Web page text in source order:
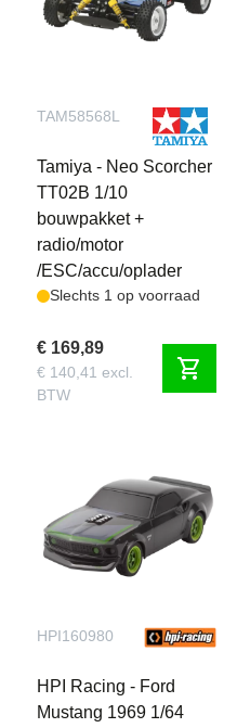
TAM58568L
Tamiya - Neo Scorcher
TT02B 1/10
bouwpakket +
radio/motor
/ESC/accu/oplader
Slechts 1 op voorraad
€ 169,89
€ 140,41 excl.
BTW
shopping_cart
HPI160980
HPI Racing - Ford
Mustang 1969 1/64